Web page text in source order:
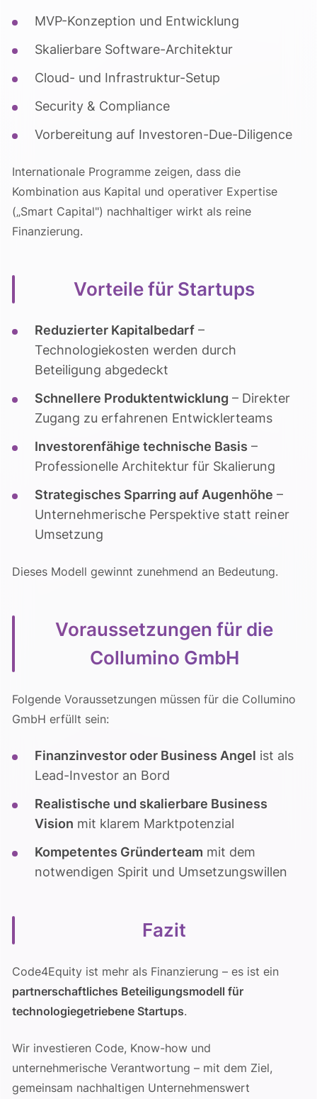
MVP-Konzeption und Entwicklung
Skalierbare Software-Architektur
Cloud- und Infrastruktur-Setup
Security & Compliance
Vorbereitung auf Investoren-Due-Diligence
Internationale Programme zeigen, dass die
Kombination aus Kapital und operativer Expertise
(„Smart Capital") nachhaltiger wirkt als reine
Finanzierung.
Vorteile für Startups
Reduzierter Kapitalbedarf –
Technologiekosten werden durch
Beteiligung abgedeckt
Schnellere Produktentwicklung – Direkter
Zugang zu erfahrenen Entwicklerteams
Investorenfähige technische Basis –
Professionelle Architektur für Skalierung
Strategisches Sparring auf Augenhöhe –
Unternehmerische Perspektive statt reiner
Umsetzung
Dieses Modell gewinnt zunehmend an Bedeutung.
Voraussetzungen für die
Collumino GmbH
Folgende Voraussetzungen müssen für die Collumino
GmbH erfüllt sein:
Finanzinvestor oder Business Angel ist als
Lead-Investor an Bord
Realistische und skalierbare Business
Vision mit klarem Marktpotenzial
Kompetentes Gründerteam mit dem
notwendigen Spirit und Umsetzungswillen
Fazit
Code4Equity ist mehr als Finanzierung – es ist ein
partnerschaftliches Beteiligungsmodell für
technologiegetriebene Startups.
Wir investieren Code, Know-how und
unternehmerische Verantwortung – mit dem Ziel,
gemeinsam nachhaltigen Unternehmenswert